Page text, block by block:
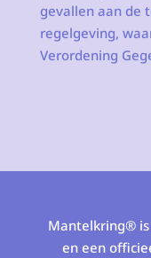
gevallen aan de
regelgeving,
Verordening
Mantelkring®
en een